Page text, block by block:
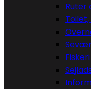
Ruter
Fiskeri